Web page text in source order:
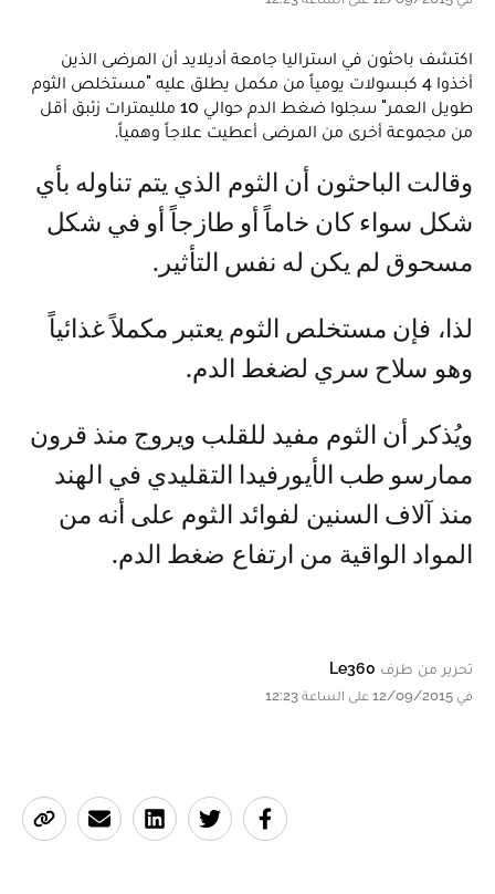
اكتشف باحثون في استراليا جامعة أديلايد أن المرضى الذين
أخذوا 4 كبسولات يومياً من مكمل يطلق عليه "مستخلص الثوم
طويل العمر" سجلوا ضغط الدم حوالي 10 ملليمترات زئبق أقل
من مجموعة أخرى من المرضى أعطيت علاجاً وهمياً.
وقالت الباحثون أن الثوم الذي يتم تناوله بأي
شكل سواء كان خاماً أو طازجاً أو في شكل
مسحوق لم يكن له نفس التأثير.
لذا، فإن مستخلص الثوم يعتبر مكملاً غذائياً
وهو سلاح سري لضغط الدم.
ويُذكر أن الثوم مفيد للقلب ويروج منذ قرون
ممارسو طب الأيورفيدا التقليدي في الهند
منذ آلاف السنين لفوائد الثوم على أنه من
المواد الواقية من ارتفاع ضغط الدم.
تحرير من طرف Le360
في 12/09/2015 على الساعة 12:23